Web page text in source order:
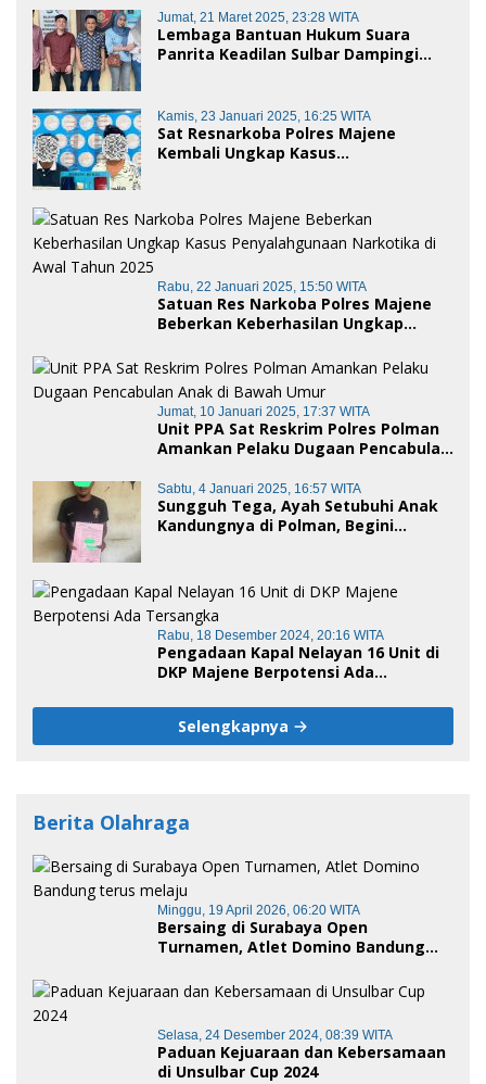
Jumat, 21 Maret 2025, 23:28 WITA
Lembaga Bantuan Hukum Suara
Panrita Keadilan Sulbar Dampingi
Polman
Kamis, 23 Januari 2025, 16:25 WITA
Sat Resnarkoba Polres Majene
Kembali Ungkap Kasus
Rabu, 22 Januari 2025, 15:50 WITA
Satuan Res Narkoba Polres Majene
Beberkan Keberhasilan Ungkap
Awal Tahun 2025
Jumat, 10 Januari 2025, 17:37 WITA
Unit PPA Sat Reskrim Polres Polman
Amankan Pelaku Dugaan Pencabulan
Sabtu, 4 Januari 2025, 16:57 WITA
Sungguh Tega, Ayah Setubuhi Anak
Kandungnya di Polman, Begini
Rabu, 18 Desember 2024, 20:16 WITA
Pengadaan Kapal Nelayan 16 Unit di
DKP Majene Berpotensi Ada
Selengkapnya
Berita Olahraga
Minggu, 19 April 2026, 06:20 WITA
Bersaing di Surabaya Open
Turnamen, Atlet Domino Bandung
Selasa, 24 Desember 2024, 08:39 WITA
Paduan Kejuaraan dan Kebersamaan
di Unsulbar Cup 2024